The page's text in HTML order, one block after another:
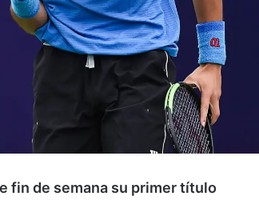
fin de semana su primer título